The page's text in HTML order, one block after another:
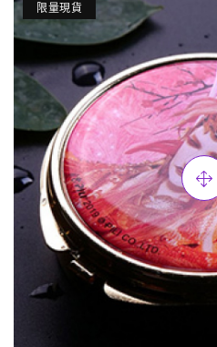
限量現貨